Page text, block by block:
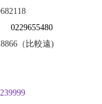
0229655480
（比較遠)